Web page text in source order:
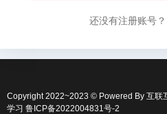
还没有注册账号？
Copyright 2022~2023 © Powered By 互联
学习 鲁ICP备2022004831号-2